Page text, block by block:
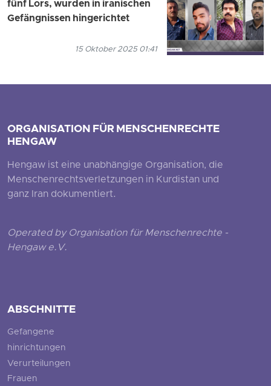
fünf Lors, wurden in iranischen
Gefängnissen hingerichtet
15 Oktober 2025 01:41
ORGANISATION FÜR MENSCHENRECHTE
HENGAW
Hengaw ist eine unabhängige Organisation, die
Menschenrechtsverletzungen in Kurdistan und
ganz Iran dokumentiert.
Operated by Organisation für Menschenrechte -
Hengaw e.V.
ABSCHNITTE
Gefangene
hinrichtungen
Verurteilungen
Frauen